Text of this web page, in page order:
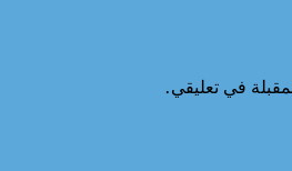
في تعليقي.